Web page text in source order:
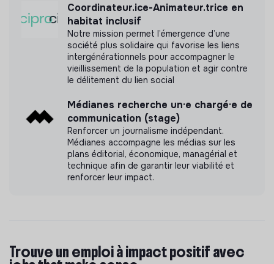
Coordinateur.ice-Animateur.trice en
habitat inclusif
Notre mission permet l’émergence d’une
société plus solidaire qui favorise les liens
intergénérationnels pour accompagner le
vieillissement de la population et agir contre
le délitement du lien social
Médianes recherche un·e chargé·e de
communication (stage)
Renforcer un journalisme indépendant.
Médianes accompagne les médias sur les
plans éditorial, économique, managérial et
technique afin de garantir leur viabilité et
renforcer leur impact.
Trouve un emploi à impact positif avec